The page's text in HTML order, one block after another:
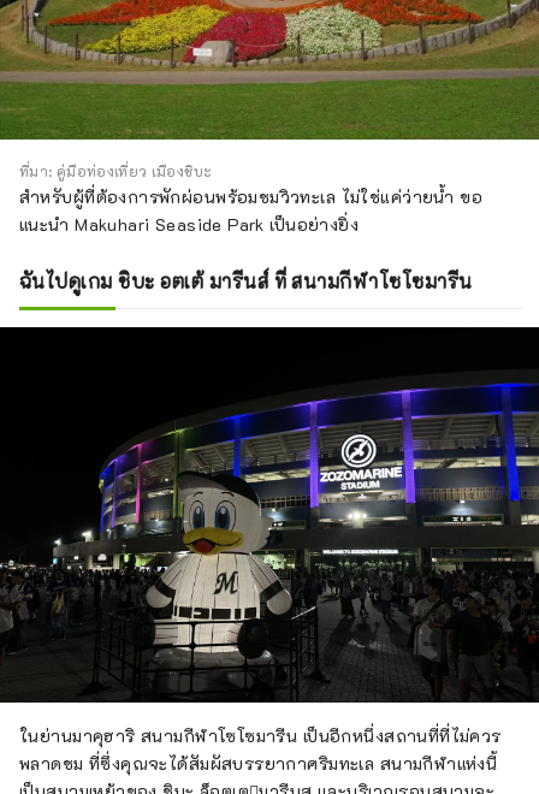
ที่มา: คู่มือท่องเที่ยว เมืองชิบะ
สำหรับผู้ที่ต้องการพักผ่อนพร้อมชมวิวทะเล ไม่ใช่แค่ว่ายน้ำ ขอ
แนะนำ Makuhari Seaside Park เป็นอย่างยิ่ง
ฉันไปดูเกม ชิบะ อตเต้ มารีนส์ ที่ สนามกีฬาโซโซมารีน
ในย่านมาคุฮาริ สนามกีฬาโซโซมารีน เป็นอีกหนึ่งสถานที่ที่ไม่ควร
พลาดชม ที่ซึ่งคุณจะได้สัมผัสบรรยากาศริมทะเล สนามกีฬาแห่งนี้